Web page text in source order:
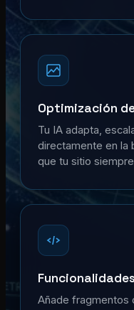
Optimización
Tu IA adapta,
directamente en la
que tu sitio
Añade fragmentos